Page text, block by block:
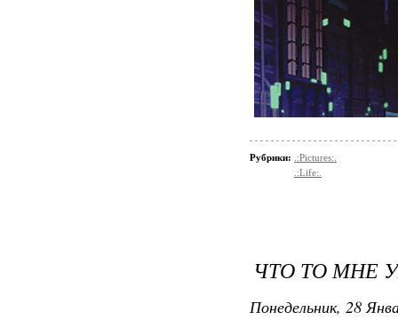
Рубрики:
.:Pictures:.
.:Life:.
ЧТО ТО МНЕ
Понедельник, 28